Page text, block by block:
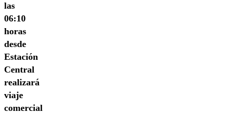
las
06:10
horas
desde
Estación
Central
realizará
viaje
comercial